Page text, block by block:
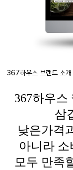
367하우스 브랜드 소개
367하우스
삼
낮은가격
아니라 소
모두 만족